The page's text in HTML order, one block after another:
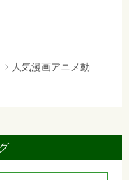
人気漫画アニメ動